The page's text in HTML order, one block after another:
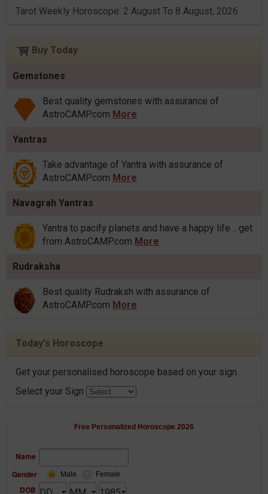
Tarot Weekly Horoscope: 2 August To 8 August, 2026
Buy Today
Gemstones
Best quality gemstones with assurance of
AstroCAMP.com More
Yantras
Take advantage of Yantra with assurance of
AstroCAMP.com More
Navagrah Yantras
Yantra to pacify planets and have a happy life .. get
from AstroCAMP.com More
Rudraksha
Best quality Rudraksh with assurance of
AstroCAMP.com More
Today's Horoscope
Get your personalised horoscope based on your sign.
Select your Sign
Free Personalized Horoscope 2026
Name
Gender
Male Female
DOB